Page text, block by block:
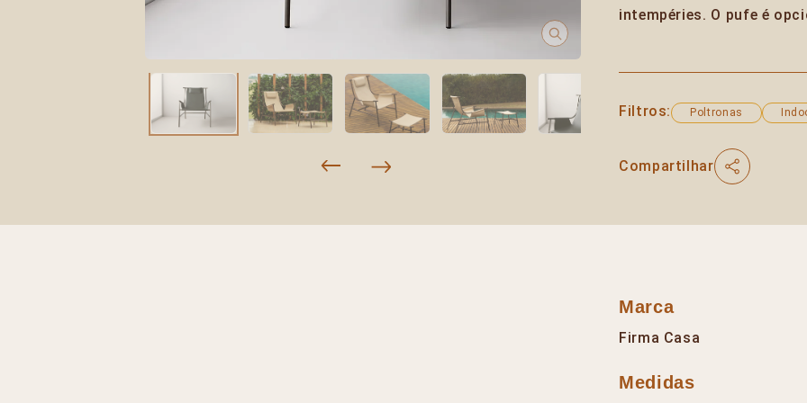
intempéries. O pufe é
Filtros: Poltronas
Compartilhar
Marca
Firma Casa
Medidas